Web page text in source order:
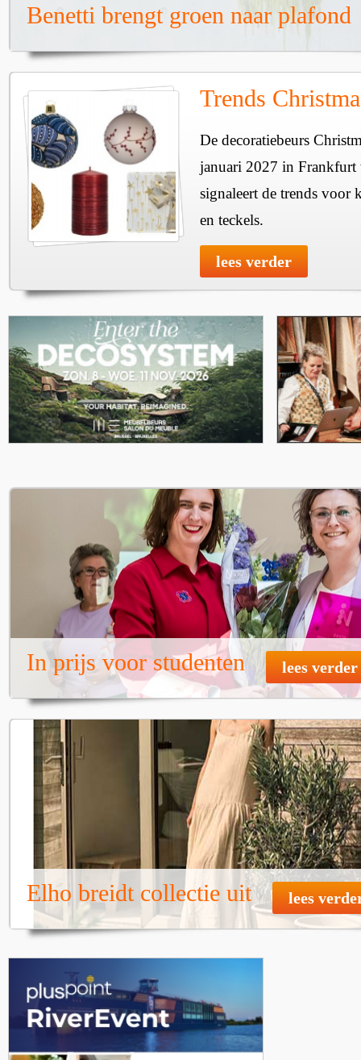
Benetti brengt groen naar plafond
Trends
De decoratiebeurs
januari 2027 in Frankfurt
signaleert de trends voor
en teckels.
lees verder
In prijs voor studenten lees verder
Elho breidt collectie uit lees